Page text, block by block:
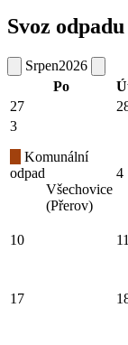
Svoz odpadu
Srpen2026
Po
27
3
Komunální
odpad
Všechovice
(Přerov)
4
10 11
17